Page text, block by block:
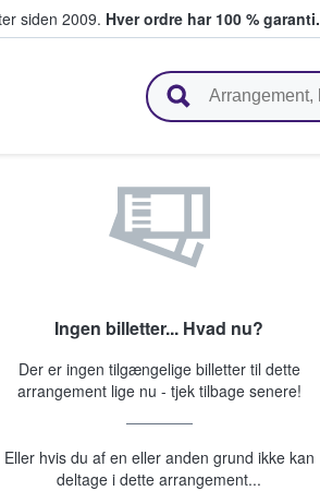
siden 2009. Hver ordre har 100 % garanti.
Ingen billetter... Hvad nu?
Der er ingen tilgængelige billetter til dette
arrangement lige nu - tjek tilbage senere!
Eller hvis du af en eller anden grund ikke kan
deltage i dette arrangement...